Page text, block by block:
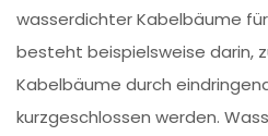
wasserdichter Kabelbäume
besteht beispielsweise darin,
Kabelbäume durch
kurzgeschlossen werden.